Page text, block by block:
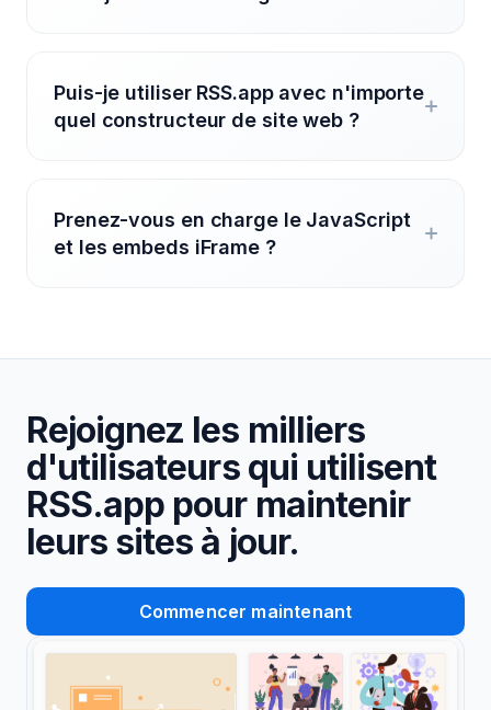
Puis-je utiliser RSS.app avec n'importe
quel constructeur de site web ?
Prenez-vous en charge le JavaScript
et les embeds iFrame ?
Rejoignez les milliers
d'utilisateurs qui utilisent
RSS.app pour maintenir
leurs sites à jour.
Commencer maintenant